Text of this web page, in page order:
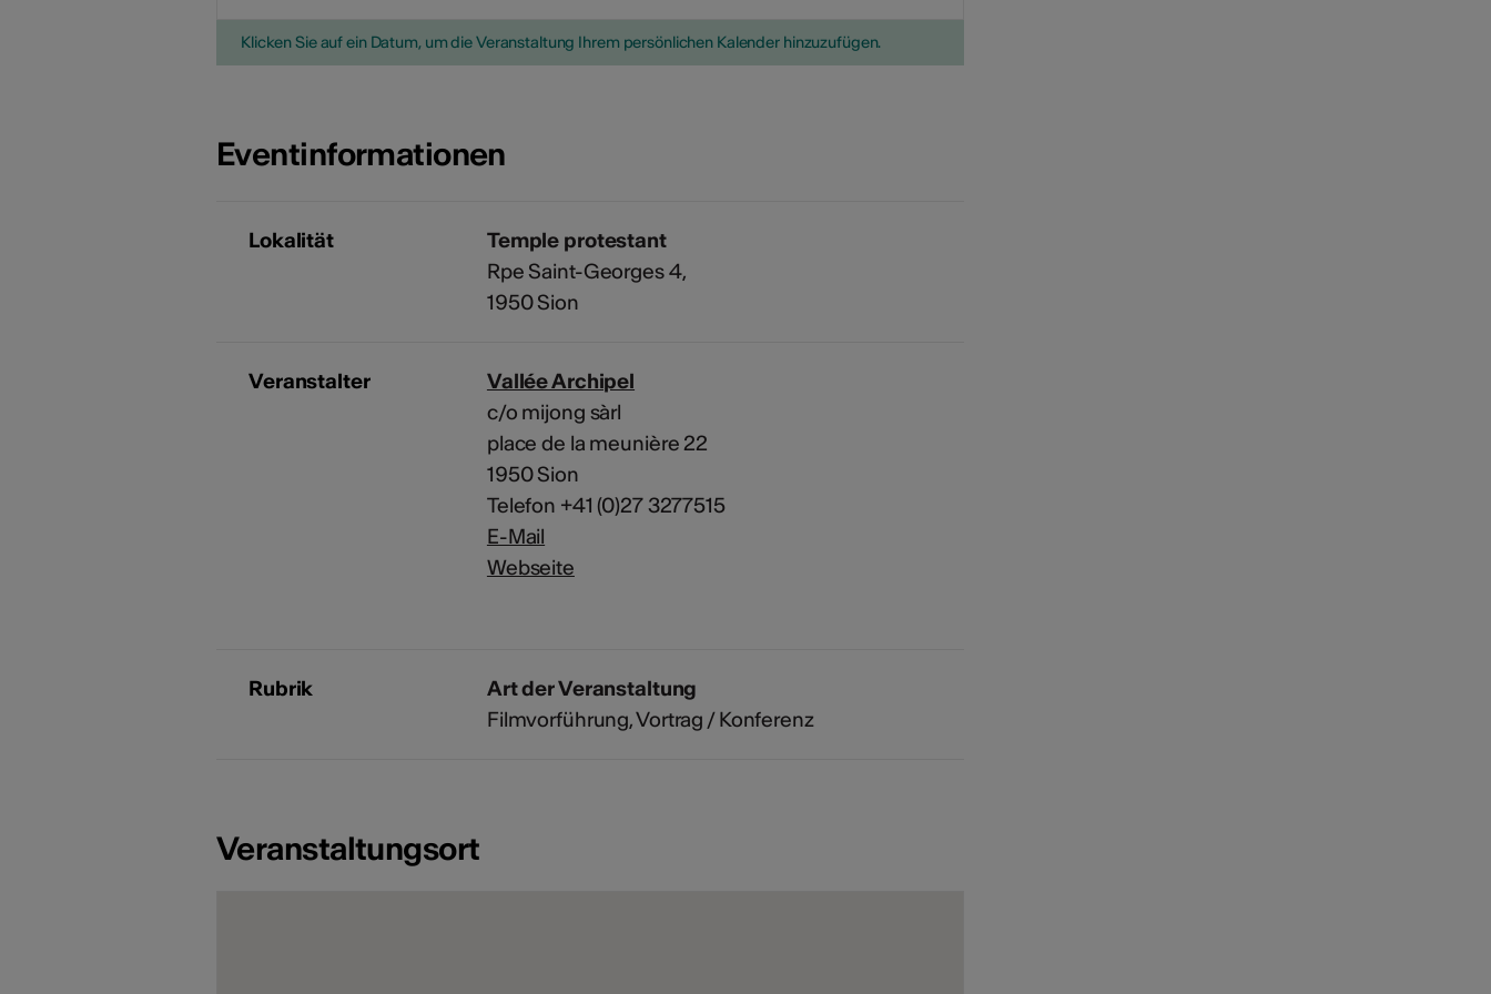
Klicken Sie auf ein Datum, um die Veranstaltung Ihrem persönlichen Kalender hinzuzufügen.
Eventinformationen
Lokalität
Temple protestant
Rpe Saint-Georges 4,
1950 Sion
Veranstalter
Vallée Archipel
c/o mijong sàrl
place de la meunière 22
1950 Sion
Telefon +41 (0)27 3277515
E-Mail
Webseite
Rubrik
Art der Veranstaltung
Filmvorführung Vortrag / Konferenz
Veranstaltungsort